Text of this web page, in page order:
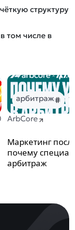
структуру
том числе в
арбитраж
ArbCore
Маркетинг
почему
арбитраж